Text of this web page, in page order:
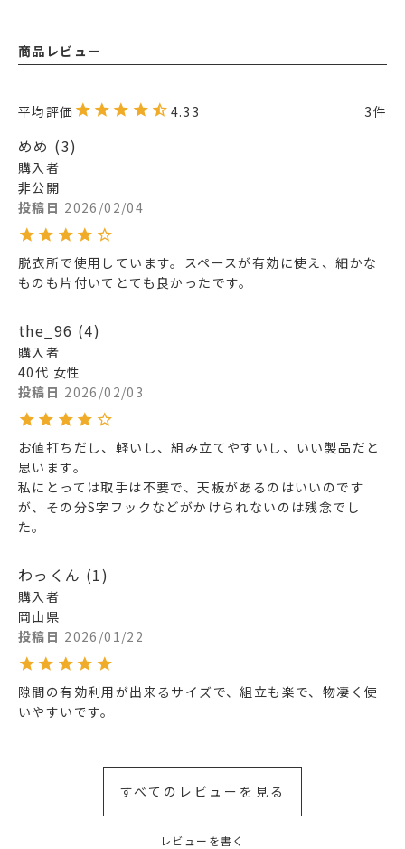
商品レビュー
4.33 3
めめ 3
購入者
非公開
投稿日 2026/02/04
脱衣所で使用しています。スペースが有効に使え、細かな
the_96 4
購入者
40代 女性
投稿日 2026/02/03
お値打ちだし、軽いし、組み立てやすいし、いい製品だと
思います。
私にとっては取手は不要で、天板があるのはいいのです
が、その分S字フックなどがかけられないのは残念でし
た。
わっくん 1
購入者
岡山県
投稿日 2026/01/22
隙間の有効利用が出来るサイズで、組立も楽で、物凄く使
いやすいです。
すべてのレビューを見る
レビューを書く